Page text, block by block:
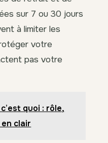
sur 7 ou 30 jours
à limiter les
votre
pas votre
quoi : rôle,
clair